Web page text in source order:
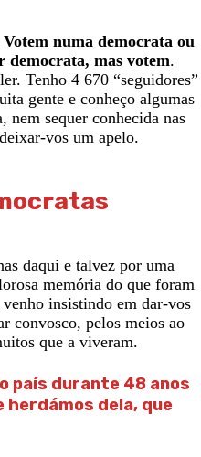
numa democrata ou
mas votem.
Tenho 4 670 “seguidores”
gente e conheço algumas
nem sequer conhecida nas
vos um apelo.
daqui e talvez por uma
memória do que foram
insistindo em dar-vos
convosco, pelos meios ao
que a viveram.
país durante 48 anos
herdámos dela, que